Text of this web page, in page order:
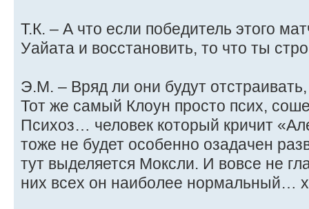
Т.К. – А что если победитель этого
Уайата и восстановить, то что ты
Э.М. – Вряд ли они будут
Тот же самый Клоун просто псих,
Психоз… человек который кричит
тоже не будет особенно озадачен
тут выделяется Моксли. И вовсе не
них всех он наиболее нормальный…